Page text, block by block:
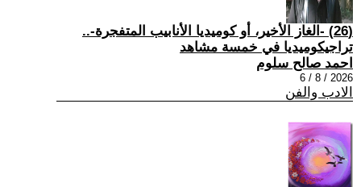
(26) -الغاز الأخير، أو كوميديا الأنابيب المتفجرة-..
تراجيكوميديا في خمسة مشاهد
احمد صالح سلوم
2026 / 8 / 6
الادب والفن